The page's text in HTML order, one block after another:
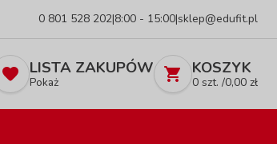
0 801 528 202|8:00 - 15:00|sklep@edufit.pl
LISTA ZAKUPÓW
Pokaż
KOSZYK
0 szt. /0,00 zł